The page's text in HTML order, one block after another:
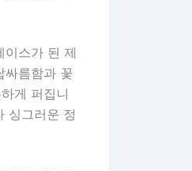
이스가 된 제
싸름함과 꽃
게 퍼집니
싱그러운 정